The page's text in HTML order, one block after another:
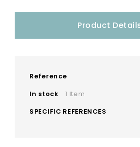
Product
Reference
In stock
1 Item
SPECIFIC REFERENCES